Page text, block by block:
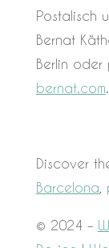
Postalisch
Bernat
Berlin oder
bernat.com
Discover
Barcelona
© 2024 –